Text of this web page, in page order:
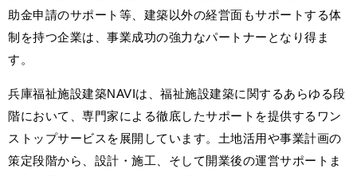
助金申請のサポート等、建築以外の経営面もサポートする体
制を持つ企業は、事業成功の強力なパートナーとなり得ま
す。
兵庫福祉施設建築NAVIは、福祉施設建築に関するあらゆる段
階において、専門家による徹底したサポートを提供するワン
ストップサービスを展開しています。土地活用や事業計画の
策定段階から、設計・施工、そして開業後の運営サポートま